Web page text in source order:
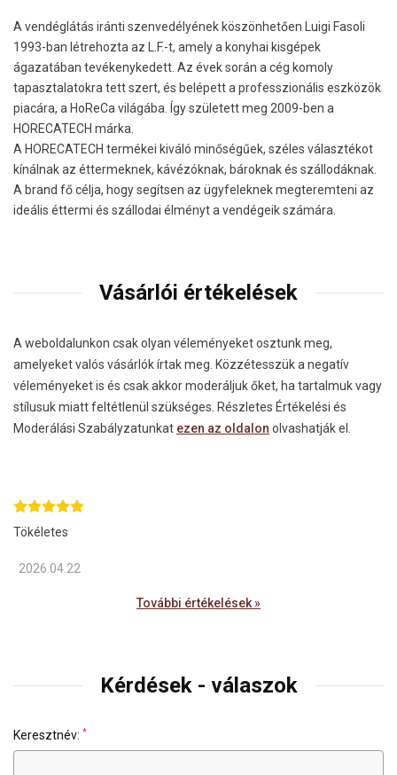
A vendéglátás iránti szenvedélyének köszönhetően Luigi Fasoli
1993-ban létrehozta az L.F.-t, amely a konyhai kisgépek
ágazatában tevékenykedett. Az évek során a cég komoly
tapasztalatokra tett szert, és belépett a professzionális eszközök
piacára, a HoReCa világába. Így született meg 2009-ben a
HORECATECH márka.
A HORECATECH termékei kiváló minőségűek, széles választékot
kínálnak az éttermeknek, kávézóknak, bároknak és szállodáknak.
A brand fő célja, hogy segítsen az ügyfeleknek megteremteni az
ideális éttermi és szállodai élményt a vendégeik számára.
Vásárlói értékelések
A weboldalunkon csak olyan véleményeket osztunk meg,
amelyeket valós vásárlók írtak meg. Közzétesszük a negatív
véleményeket is és csak akkor moderáljuk őket, ha tartalmuk vagy
stílusuk miatt feltétlenül szükséges. Részletes Értékelési és
Moderálási Szabályzatunkat ezen az oldalon olvashatják el.
Tökéletes
2026.04.22
További értékelések »
Kérdések - válaszok
Keresztnév: *